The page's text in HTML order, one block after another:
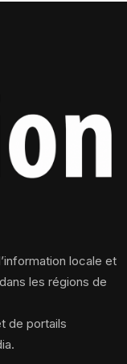
locale et
les régions de
de portails